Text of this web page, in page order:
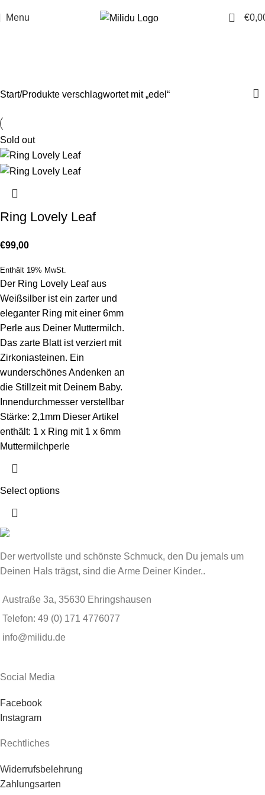
Menu 0 €
Start Produkte verschlagwortet mit „edel“
Sold out
Ring Lovely Leaf
€99,00
Enthält 19% MwSt.
Der Ring Lovely Leaf aus
Weißsilber ist ein zarter und
eleganter Ring mit einer 6mm
Perle aus Deiner Muttermilch.
Das zarte Blatt ist verziert mit
Zirkoniasteinen. Ein
wunderschönes Andenken an
die Stillzeit mit Deinem Baby.
Innendurchmesser verstellbar
Stärke: 2,1mm Dieser Artikel
enthält: 1 x Ring mit 1 x 6mm
Muttermilchperle
Select options
Der wertvollste und schönste Schmuck, den Du jemals um
Deinen Hals trägst, sind die Arme Deiner Kinder..
Austraße 3a, 35630 Ehringshausen
Telefon: 49 (0) 171 4776077
info@milidu.de
Social Media
Facebook
Instagram
Rechtliches
Widerrufsbelehrung
Zahlungsarten